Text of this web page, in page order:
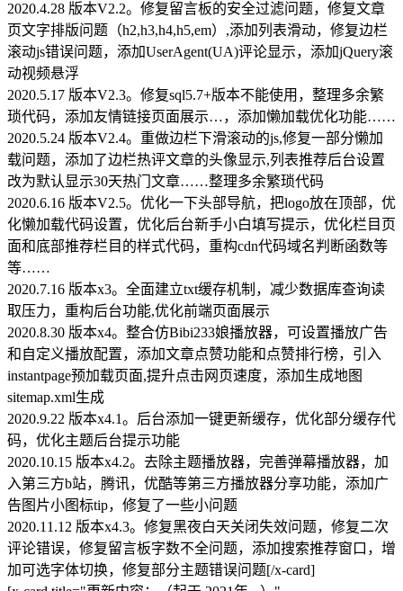
2020.4.28 版本V2.2。修复留言板的安全过滤问题，修复文章
页文字排版问题（h2,h3,h4,h5,em）,添加列表滑动，修复边栏
滚动js错误问题，添加UserAgent(UA)评论显示，添加jQuery滚
动视频悬浮
2020.5.17 版本V2.3。修复sql5.7+版本不能使用，整理多余繁
琐代码，添加友情链接页面展示…，添加懒加载优化功能……
2020.5.24 版本V2.4。重做边栏下滑滚动的js,修复一部分懒加
载问题，添加了边栏热评文章的头像显示,列表推荐后台设置
改为默认显示30天热门文章……整理多余繁琐代码
2020.6.16 版本V2.5。优化一下头部导航，把logo放在顶部，优
化懒加载代码设置，优化后台新手小白填写提示，优化栏目页
面和底部推荐栏目的样式代码，重构cdn代码域名判断函数等
等……
2020.7.16 版本x3。全面建立txt缓存机制，减少数据库查询读
取压力，重构后台功能,优化前端页面展示
2020.8.30 版本x4。整合仿Bibi233娘播放器，可设置播放广告
和自定义播放配置，添加文章点赞功能和点赞排行榜，引入
instantpage预加载页面,提升点击网页速度，添加生成地图
sitemap.xml生成
2020.9.22 版本x4.1。后台添加一键更新缓存，优化部分缓存代
码，优化主题后台提示功能
2020.10.15 版本x4.2。去除主题播放器，完善弹幕播放器，加
入第三方b站，腾讯，优酷等第三方播放器分享功能，添加广
告图片小图标tip，修复了一些小问题
2020.11.12 版本x4.3。修复黑夜白天关闭失效问题，修复二次
评论错误，修复留言板字数不全问题，添加搜索推荐窗口，增
加可选字体切换，修复部分主题错误问题[/x-card]